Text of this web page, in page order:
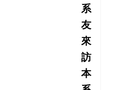
系
友
來
訪
本